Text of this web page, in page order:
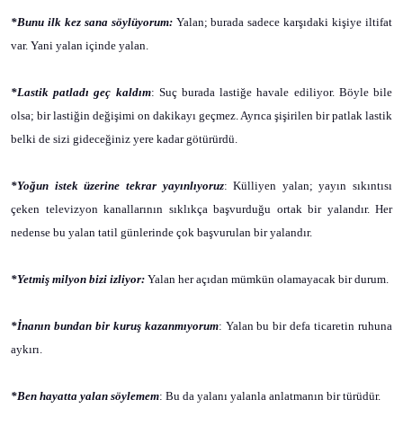
*Bunu ilk kez sana söylüyorum:Yalan; burada sadece karşıdaki kişiye iltifat
var. Yani yalan içinde yalan.
*Lastik patladı geç kaldım: Suç burada lastiğe havale ediliyor. Böyle bile
olsa; bir lastiğin değişimi on dakikayı geçmez. Ayrıca şişirilen bir patlak lastik
belki de sizi gideceğiniz yere kadar götürürdü.
*Yoğun istek üzerine tekrar yayınlıyoruz: Külliyen yalan; yayın sıkıntısı
çeken televizyon kanallarının sıklıkça başvurduğu ortak bir yalandır. Her
nedense bu yalan tatil günlerinde çok başvurulan bir yalandır.
*Yetmiş milyon bizi izliyor: Yalan her açıdan mümkün olamayacak bir durum.
*İnanın bundan bir kuruş kazanmıyorum: Yalan bu bir defa ticaretin ruhuna
aykırı.
*Ben hayatta yalan söylemem: Bu da yalanı yalanla anlatmanın bir türüdür.